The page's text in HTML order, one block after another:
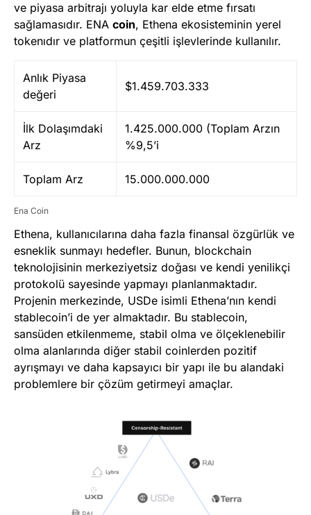
ve piyasa arbitrajı yoluyla kar elde etme fırsatı
sağlamasıdır. ENA coin, Ethena ekosisteminin yerel
tokenıdır ve platformun çeşitli işlevlerinde kullanılır.
Anlık Piyasa
değeri
$1.459.703.333
İlk Dolaşımdaki
Arz
1.425.000.000 (Toplam Arzın
%9,5’i
Toplam Arz 15.000.000.000
Ena Coin
Ethena, kullanıcılarına daha fazla finansal özgürlük ve
esneklik sunmayı hedefler. Bunun, blockchain
teknolojisinin merkeziyetsiz doğası ve kendi yenilikçi
protokolü sayesinde yapmayı planlanmaktadır.
Projenin merkezinde, USDe isimli Ethena’nın kendi
stablecoin’i de yer almaktadır. Bu stablecoin,
sansüden etkilenmeme, stabil olma ve ölçeklenebilir
olma alanlarında diğer stabil coinlerden pozitif
ayrışmayı ve daha kapsayıcı bir yapı ile bu alandaki
problemlere bir çözüm getirmeyi amaçlar.